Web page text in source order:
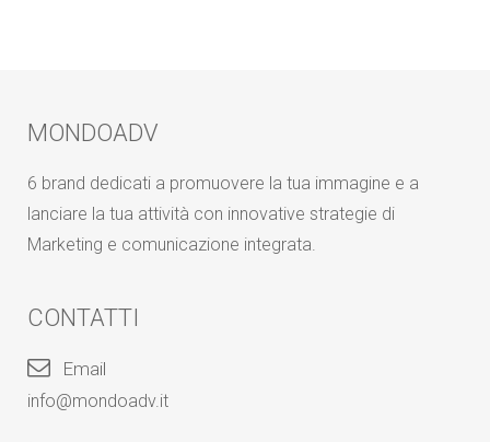
MONDOADV
6 brand dedicati a promuovere la tua immagine e a
lanciare la tua attività con innovative strategie di
Marketing e comunicazione integrata.
CONTATTI
Email
info@mondoadv.it